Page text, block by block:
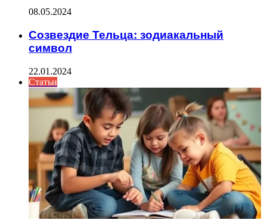
08.05.2024
Созвездие Тельца: зодиакальный
символ
22.01.2024
Статьи